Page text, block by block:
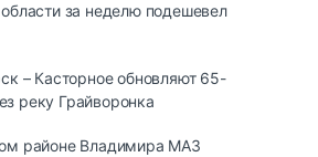
за неделю подешевел
– Касторное обновляют 65-
реку Грайворонка
районе Владимира МАЗ